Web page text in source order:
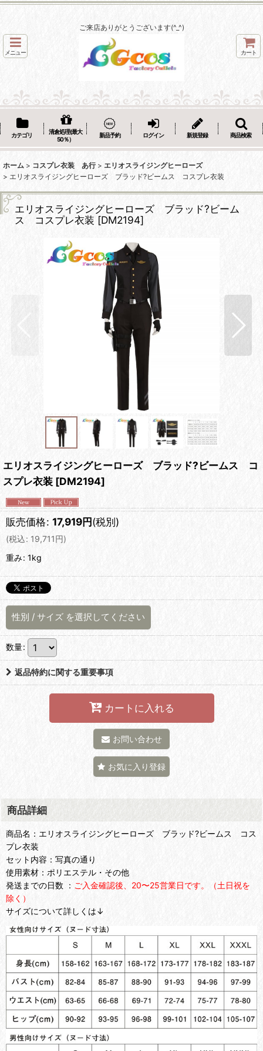
ご来店ありがとうございます(^_^)
メニュー カート
カテゴリ
清倉処理(最大
50％）
新品予約 ログイン 新規登録 商品検索
ホーム > コスプレ衣装 あ行 > エリオスライジングヒーローズ
> エリオスライジングヒーローズ ブラッド?ビームス コスプレ衣装
エリオスライジングヒーローズ ブラッド?ビーム
ス コスプレ衣装 [DM2194]
エリオスライジングヒーローズ ブラッド?ビームス コ
スプレ衣装 [DM2194]
販売価格: 17,919円(税別)
(税込: 19,711円)
重み: 1kg
性別 / サイズ を選択してください
数量:
返品特約に関する重要事項
カートに入れる
お問い合わせ
お気に入り登録
商品詳細
商品名：エリオスライジングヒーローズ ブラッド?ビームス コス
プレ衣装
セット内容：写真の通り
使用素材：ポリエステル・その他
発送までの日数 ： ご入金確認後、20〜25営業日です。（土日祝を
除く）
サイズについて詳しくは↓